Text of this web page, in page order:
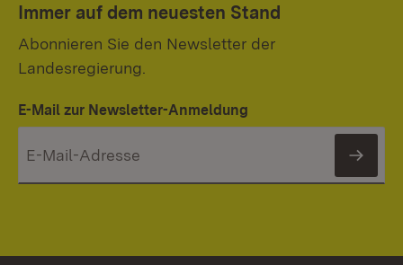
Immer auf dem neuesten Stand
Abonnieren Sie den Newsletter der
Landesregierung.
E-Mail zur Newsletter-Anmeldung